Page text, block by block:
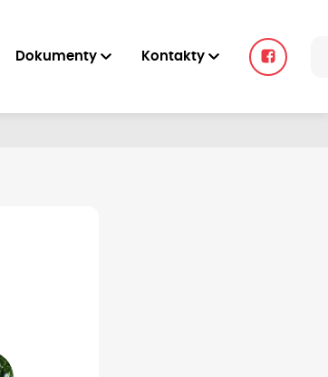
Dokumenty Kontakty